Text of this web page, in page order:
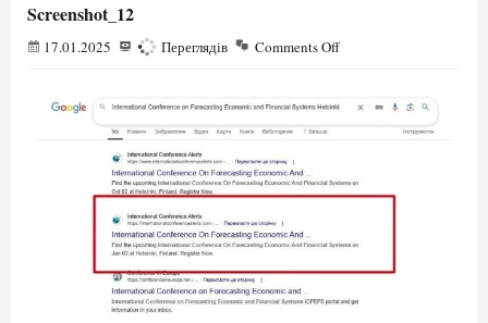
Screenshot_12
17.01.2025 196 Переглядів Comments Off